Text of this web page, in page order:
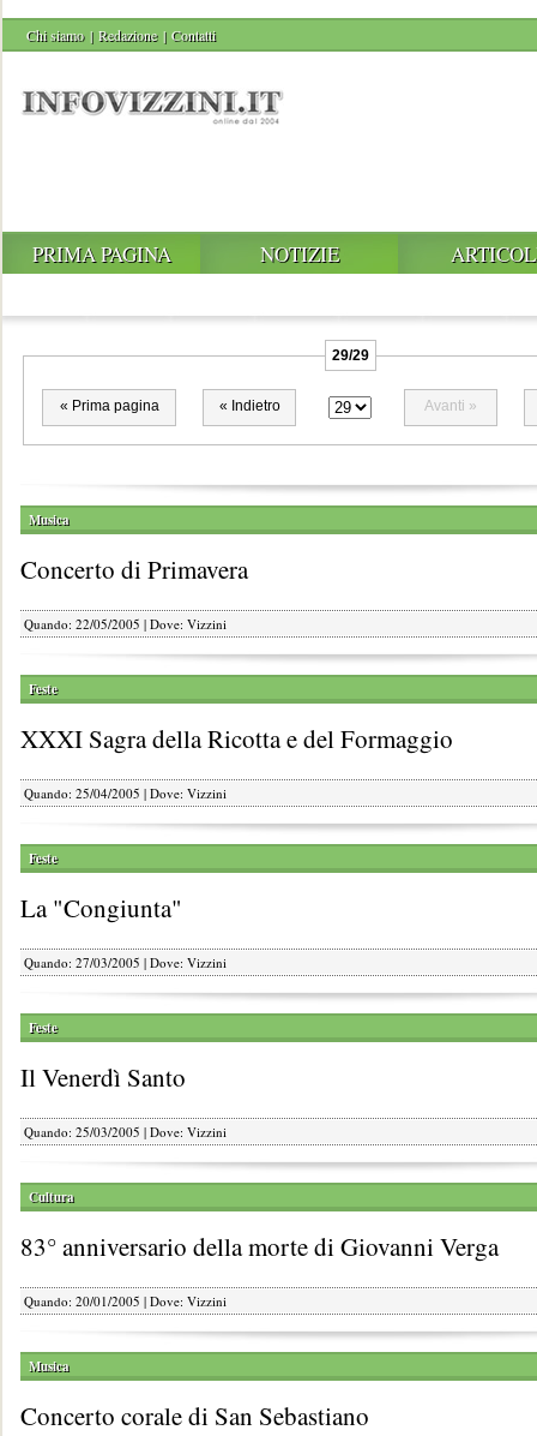
Chi siamo | Redazione | Contatti
PRIMA PAGINA NOTIZIE
29/29
« Prima pagina « Indietro Avanti »
Musica
Concerto di Primavera
Quando: 22/05/2005 | Dove: Vizzini
Feste
XXXI Sagra della Ricotta e del Formaggio
Quando: 25/04/2005 | Dove: Vizzini
Feste
La "Congiunta"
Quando: 27/03/2005 | Dove: Vizzini
Feste
Il Venerdì Santo
Quando: 25/03/2005 | Dove: Vizzini
Cultura
83° anniversario della morte di Giovanni Verga
Quando: 20/01/2005 | Dove: Vizzini
Musica
Concerto corale di San Sebastiano